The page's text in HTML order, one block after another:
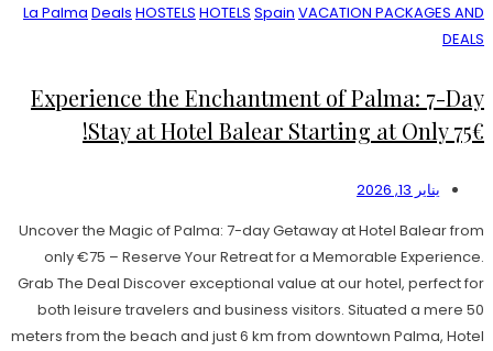
La Palma Deals HOSTELS HOTELS Spain VACATION PACKAGES AND
DEALS
Experience the Enchantment of Palma: 7-Day
Stay at Hotel Balear Starting at Only 75€!
يناير 13, 2026
Uncover the Magic of Palma: 7-day Getaway at Hotel Balear from
only €75 – Reserve Your Retreat for a Memorable Experience.
Grab The Deal Discover exceptional value at our hotel, perfect for
both leisure travelers and business visitors. Situated a mere 50
meters from the beach and just 6 km from downtown Palma, Hotel